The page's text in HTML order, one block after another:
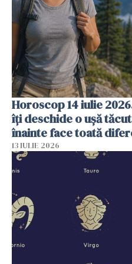
Horoscop 14 iulie
îți deschide o ușă
înainte face toată
13 IULIE 2026